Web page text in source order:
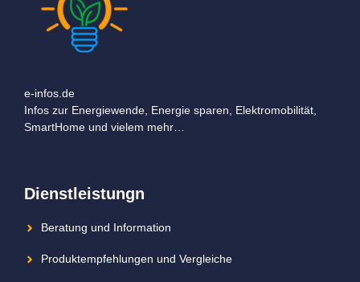
e-infos.de
Infos zur Energiewende, Energie sparen, Elektromobilität,
SmartHome und vielem mehr…
Dienstleistungn
Beratung und Information
Produktempfehlungen und Vergleiche